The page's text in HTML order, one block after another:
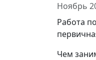
Ноябрь
Работа
Чем